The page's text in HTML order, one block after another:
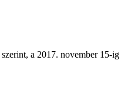
a 2017. november 15-